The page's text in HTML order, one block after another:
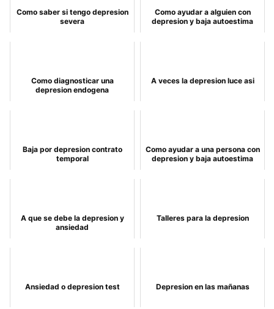
Como saber si tengo depresion
severa
Como ayudar a alguien con
depresion y baja autoestima
Como diagnosticar una
depresion endogena
A veces la depresion luce asi
Baja por depresion contrato
temporal
Como ayudar a una persona con
depresion y baja autoestima
A que se debe la depresion y
ansiedad
Talleres para la depresion
Ansiedad o depresion test Depresion en las mañanas